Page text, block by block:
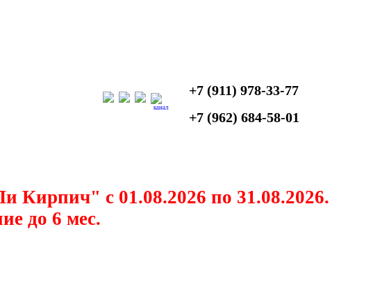
канал
+7 (911) 978-33-77
+7 (962) 684-58-01
Кирпич" с 01.08.2026 по 31.08.2026.
до 6 мес.